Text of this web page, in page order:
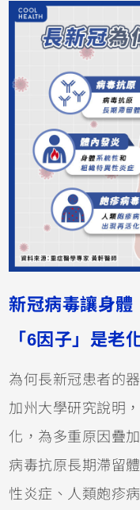
新冠病毒讓身體
「6因子」是老
為何長新冠患者的
加州大學研究說明
化，為多重原因疊
病毒抗原長期滯留
性炎症、人類皰疹